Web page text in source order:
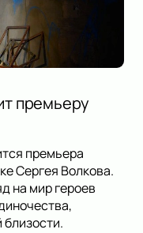
премьеру
премьера
Сергея Волкова.
на мир героев